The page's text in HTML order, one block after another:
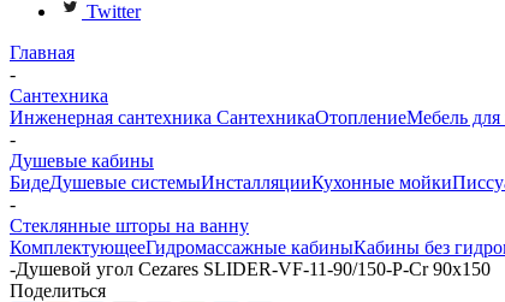
Twitter
Главная
-
Сантехника
Инженерная сантехника СантехникаОтоплениеМебель для
-
Душевые кабины
БидеДушевые системыИнсталляцииКухонные мойки
-
Стеклянные шторы на ванну
КомплектующееГидромассажные кабиныКабины без
-Душевой угол Cezares SLIDER-VF-11-90/150-P-Cr 90x150
Поделиться